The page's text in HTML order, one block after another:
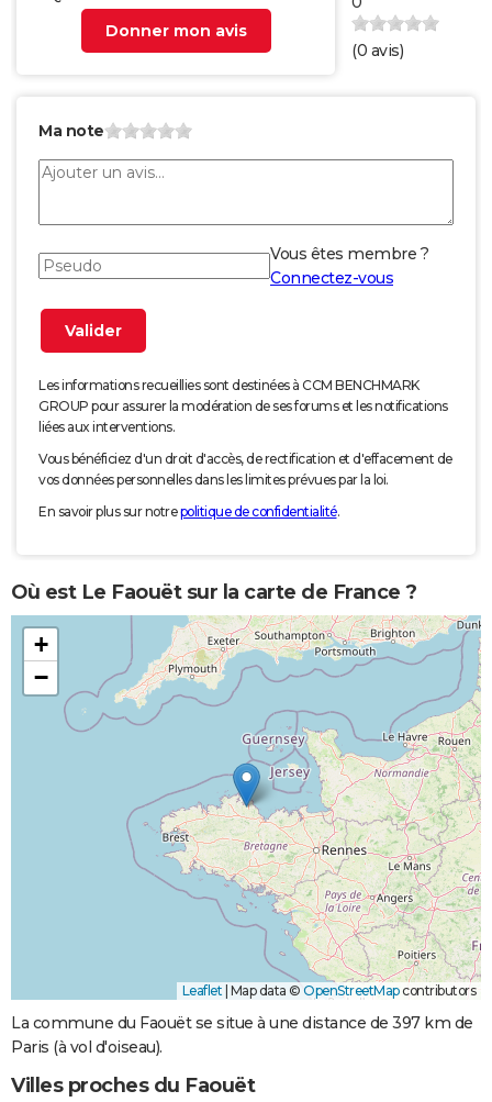
Donner mon avis
(0 avis)
Ma note
Vous êtes membre ?
Connectez-vous
Les informations recueillies sont destinées à CCM BENCHMARK
GROUP pour assurer la modération de ses forums et les notifications
liées aux interventions.
Vous bénéficiez d'un droit d'accès, de rectification et d'effacement de
vos données personnelles dans les limites prévues par la loi.
En savoir plus sur notrepolitique de confidentialité.
Où est Le Faouët sur la carte de France ?
+
−
Leaflet Map data © OpenStreetMapcontributors
La commune du Faouët se situe à une distance de 397 km de
Paris (à vol d'oiseau).
Villes proches du Faouët